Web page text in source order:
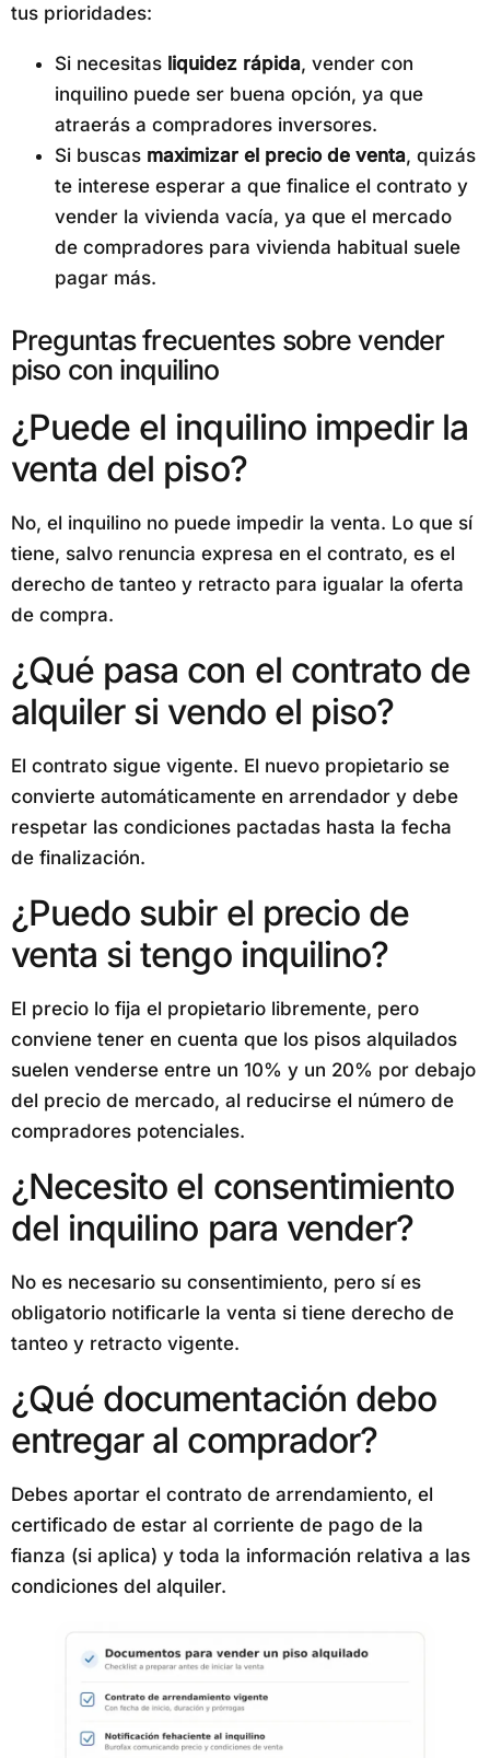
tus prioridades:
Si necesitas liquidez rápida, vender con
inquilino puede ser buena opción, ya que
atraerás a compradores inversores.
Si buscas maximizar el precio de venta, quizás
te interese esperar a que finalice el contrato y
vender la vivienda vacía, ya que el mercado
de compradores para vivienda habitual suele
pagar más.
Preguntas frecuentes sobre vender
piso con inquilino
¿Puede el inquilino impedir la
venta del piso?
No, el inquilino no puede impedir la venta. Lo que sí
tiene, salvo renuncia expresa en el contrato, es el
derecho de tanteo y retracto para igualar la oferta
de compra.
¿Qué pasa con el contrato de
alquiler si vendo el piso?
El contrato sigue vigente. El nuevo propietario se
convierte automáticamente en arrendador y debe
respetar las condiciones pactadas hasta la fecha
de finalización.
¿Puedo subir el precio de
venta si tengo inquilino?
El precio lo fija el propietario libremente, pero
conviene tener en cuenta que los pisos alquilados
suelen venderse entre un 10% y un 20% por debajo
del precio de mercado, al reducirse el número de
compradores potenciales.
¿Necesito el consentimiento
del inquilino para vender?
No es necesario su consentimiento, pero sí es
obligatorio notificarle la venta si tiene derecho de
tanteo y retracto vigente.
¿Qué documentación debo
entregar al comprador?
Debes aportar el contrato de arrendamiento, el
certificado de estar al corriente de pago de la
fianza (si aplica) y toda la información relativa a las
condiciones del alquiler.